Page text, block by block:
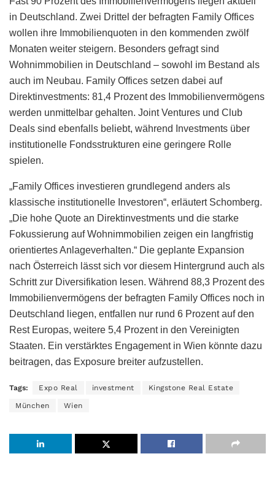
in Deutschland. Zwei Drittel der befragten Family Offices
wollen ihre Immobilienquoten in den kommenden zwölf
Monaten weiter steigern. Besonders gefragt sind
Wohnimmobilien in Deutschland – sowohl im Bestand als
auch im Neubau. Family Offices setzen dabei auf
Direktinvestments: 81,4 Prozent des Immobilienvermögens
werden unmittelbar gehalten. Joint Ventures und Club
Deals sind ebenfalls beliebt, während Investments über
institutionelle Fondsstrukturen eine geringere Rolle
spielen.
„Family Offices investieren grundlegend anders als
klassische institutionelle Investoren“, erläutert Schomberg.
„Die hohe Quote an Direktinvestments und die starke
Fokussierung auf Wohnimmobilien zeigen ein langfristig
orientiertes Anlageverhalten.“ Die geplante Expansion
nach Österreich lässt sich vor diesem Hintergrund auch als
Schritt zur Diversifikation lesen. Während 88,3 Prozent des
Immobilienvermögens der befragten Family Offices noch in
Deutschland liegen, entfallen nur rund 6 Prozent auf den
Rest Europas, weitere 5,4 Prozent in den Vereinigten
Staaten. Ein verstärktes Engagement in Wien könnte dazu
beitragen, das Exposure breiter aufzustellen.
Tags: Expo Real investment Kingstone Real Estate
München Wien